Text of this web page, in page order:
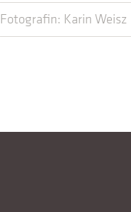
Fotografin: Karin Weisz